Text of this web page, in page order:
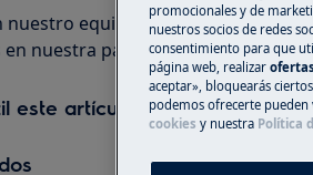
nuestro equipo especializado en
nuestra página web.
este artículo?
promocionales y de
nuestros socios de redes
consentimiento para que
página web, realizar
aceptar», bloquearás
podemos ofrecerte
cookies y nuestra Política